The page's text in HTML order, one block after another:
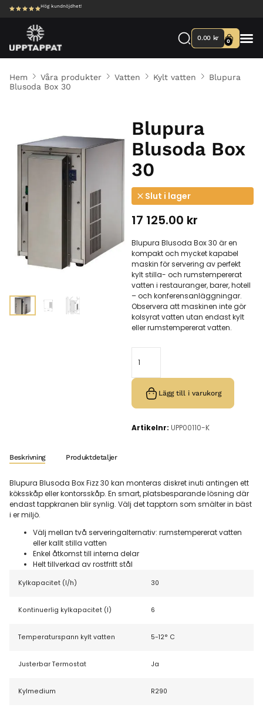
Hög kundnöjdhet!
0.00 kr 0
Hem Våra produkter Vatten Kylt vatten
Blupura
Blusoda Box 30
Blupura
Blusoda Box
30
Slut i lager
17 125.00 kr
Blupura Blusoda Box 30 är en
kompakt och mycket kapabel
maskin för servering av perfekt
kylt stilla- och rumstempererat
vatten i restauranger, barer, hotell
– och konferensanläggningar.
Observera att maskinen inte gör
kolsyrat vatten utan endast kylt
eller rumstempererat vatten.
Lägg till i varukorg
Artikelnr: UPP00110-K
Beskrivning Produktdetaljer
Blupura Blusoda Box Fizz 30 kan monteras diskret inuti antingen ett
köksskåp eller kontorsskåp. En smart, platsbesparande lösning där
endast tappkranen blir synlig. Välj det tapptorn som smälter in bäst
i er miljö.
Välj mellan två serveringalternativ: rumstempererat vatten
eller kallt stilla vatten
Enkel åtkomst till interna delar
Helt tillverkad av rostfritt stål
Kylkapacitet (l/h) 30
Kontinuerlig kylkapacitet (l) 6
Temperaturspann kylt vatten 5-12° C
Justerbar Termostat Ja
Kylmedium R290